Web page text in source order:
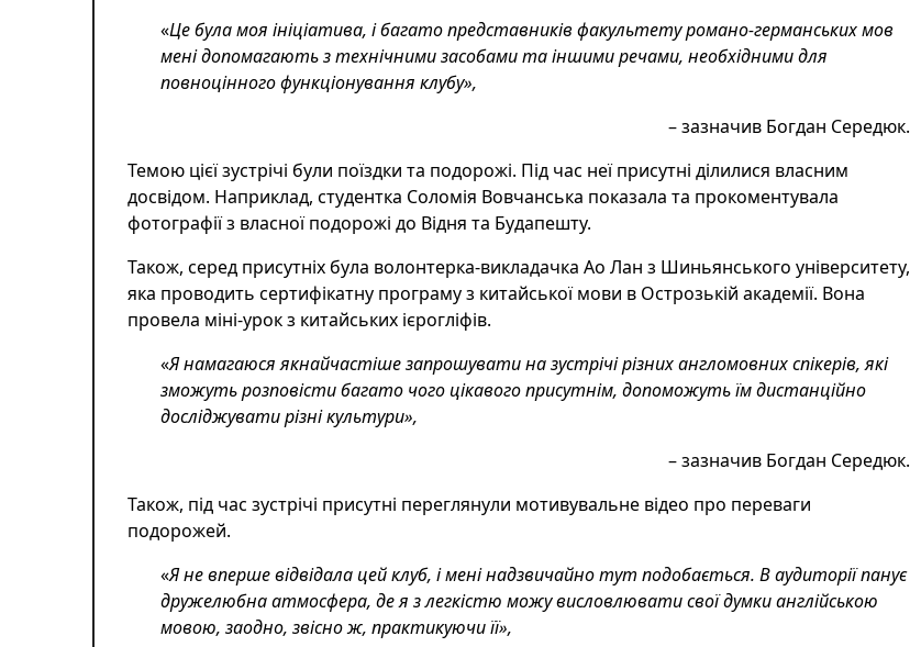
«Це була моя ініціатива, і багато представників факультету романо-германських мов
мені допомагають з технічними засобами та іншими речами, необхідними для
повноцінного функціонування клубу»,
– зазначив Богдан Середюк.
Темою цієї зустрічі були поїздки та подорожі. Під час неї присутні ділилися власним
досвідом. Наприклад, студентка Соломія Вовчанська показала та прокоментувала
фотографії з власної подорожі до Відня та Будапешту.
Також, серед присутніх була волонтерка-викладачка Ао Лан з Шиньянського університету,
яка проводить сертифікатну програму з китайської мови в Острозькій академії. Вона
провела міні-урок з китайських ієрогліфів.
«Я намагаюся якнайчастіше запрошувати на зустрічі різних англомовних спікерів, які
зможуть розповісти багато чого цікавого присутнім, допоможуть їм дистанційно
досліджувати різні культури»,
– зазначив Богдан Середюк.
Також, під час зустрічі присутні переглянули мотивувальне відео про переваги
подорожей.
«Я не вперше відвідала цей клуб, і мені надзвичайно тут подобається. В аудиторії панує
дружелюбна атмосфера, де я з легкістю можу висловлювати свої думки англійською
мовою, заодно, звісно ж, практикуючи її»,